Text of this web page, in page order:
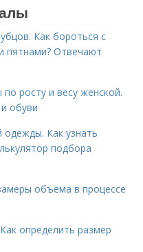
Как бороться с
пятнами? Отвечают
росту и весу женской.
обуви
одежды. Как узнать
подбора
объёма в процессе
определить размер